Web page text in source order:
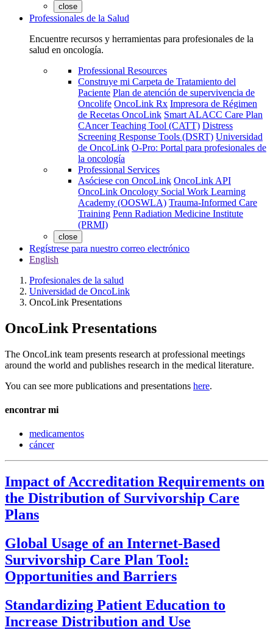
close
Professionales de la Salud
Encuentre recursos y herramientas para profesionales de la
salud en oncología.
Professional Resources
Construye mi Carpeta de Tratamiento del
Paciente Plan de atención de supervivencia de
Oncolife OncoLink Rx Impresora de Régimen
de Recetas OncoLink Smart ALACC Care Plan
CAncer Teaching Tool (CATT) Distress
Screening Response Tools (DSRT) Universidad
de OncoLink O-Pro: Portal para profesionales de
la oncología
Professional Services
Asóciese con OncoLink OncoLink API
OncoLink Oncology Social Work Learning
Academy (OOSWLA) Trauma-Informed Care
Training Penn Radiation Medicine Institute
(PRMI)
close
Regístrese para nuestro correo electrónico
English
Profesionales de la salud
Universidad de OncoLink
OncoLink Presentations
OncoLink Presentations
The OncoLink team presents research at professional meetings
around the world and publishes research in the medical literature.
You can see more publications and presentations here.
encontrar mi
medicamentos
cáncer
Impact of Accreditation Requirements on
the Distribution of Survivorship Care
Plans
Global Usage of an Internet-Based
Survivorship Care Plan Tool:
Opportunities and Barriers
Standardizing Patient Education to
Increase Distribution and Use